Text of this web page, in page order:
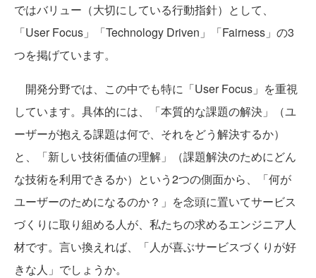
ではバリュー（大切にしている行動指針）として、
「User Focus」「Technology Driven」「Fairness」の3
つを掲げています。
開発分野では、この中でも特に「User Focus」を重視
しています。具体的には、「本質的な課題の解決」（ユ
ーザーが抱える課題は何で、それをどう解決するか）
と、「新しい技術価値の理解」（課題解決のためにどん
な技術を利用できるか）という2つの側面から、「何が
ユーザーのためになるのか？」を念頭に置いてサービス
づくりに取り組める人が、私たちの求めるエンジニア人
材です。言い換えれば、「人が喜ぶサービスづくりが好
きな人」でしょうか。